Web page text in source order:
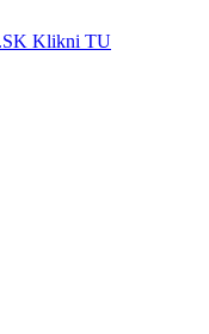
Klikni TU